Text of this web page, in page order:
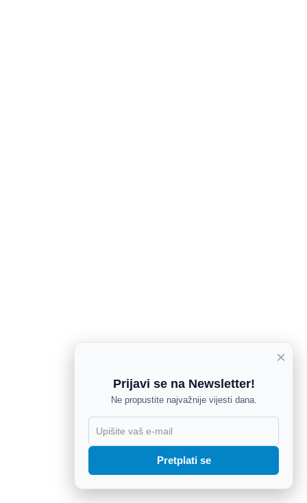
×
Prijavi se na Newsletter!
Ne propustite najvažnije vijesti dana.
Pretplati se